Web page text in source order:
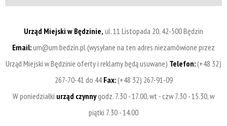
Urząd Miejski w Będzinie, ul. 11 Listopada 20, 42-500 Będzin
Email:um@um.bedzin.pl (wysyłane na ten adres niezamówione przez
Urząd Miejski w Będzinie oferty i reklamy będą usuwane) Telefon:(+48 32)
267-70-41 do 44Fax:(+48 32) 267-91-09
W poniedziałki urząd czynnygodz. 7.30 - 17.00, wt - czw 7.30 - 15.30, w
piątki 7.30 - 14.00